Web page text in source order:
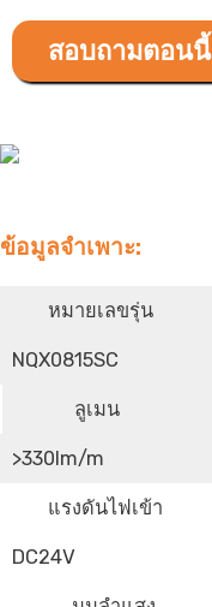
สอบถามตอนนี้
ข้อมูลจำเพาะ:
หมายเลขรุ่น
NQX0815SC
ลูเมน
>330lm/m
แรงดันไฟเข้า
DC24V